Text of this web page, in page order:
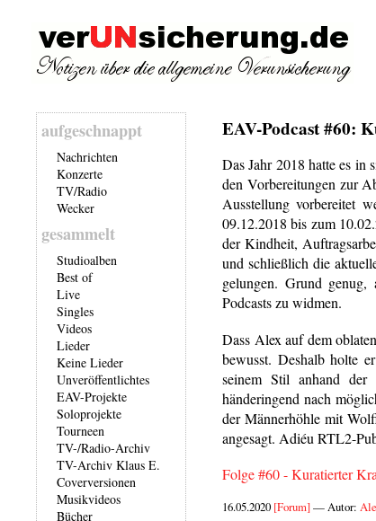
aufgeschnappt
Nachrichten
Konzerte
TV/Radio
Wecker
gesammelt
Studioalben
Best of
Live
Singles
Videos
Lieder
Keine Lieder
Unveröffentlichtes
EAV-Projekte
Soloprojekte
Tourneen
TV-/Radio-Archiv
TV-Archiv Klaus E.
Coverversionen
Musikvideos
Bücher
EAV-Podcast #60:
Das Jahr 2018 hatte es in
den Vorbereitungen zur
Ausstellung vorbereitet
09.12.2018 bis zum
der Kindheit,
und schließlich die
gelungen. Grund
Podcasts zu widmen.
Dass Alex auf dem
bewusst. Deshalb holte
seinem Stil anhand
händeringend nach
der Männerhöhle mit
angesagt. Adiéu RTL2-
Folge #60 - Kuratierter
16.05.2020 [Forum]— Autor: